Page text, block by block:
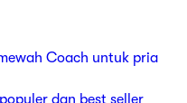
Coach untuk pria
dan best seller